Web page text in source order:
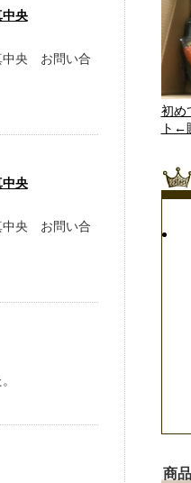
央
央 お問い合
央
央 お問い合
初め
ト
商